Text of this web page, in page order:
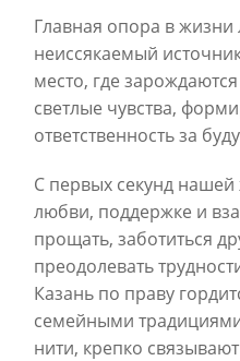
Главная опора в
неиссякаемый
место, где
светлые чувства,
ответственность за
С первых секунд нашей
любви, поддержке и
прощать, заботиться
преодолевать
Казань по праву
семейными
нити, крепко